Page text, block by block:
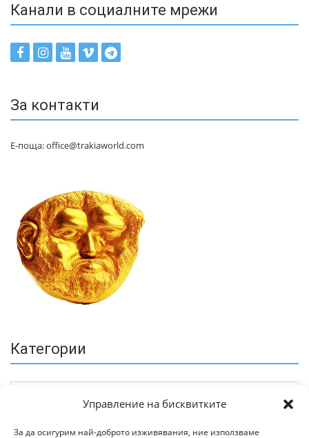
Управление на бисквитките
За да осигурим най-доброто изживявания, ние използваме
Канали в социалните мрежи
За контакти
Е-поща: office@trakiaworld.com
Категории